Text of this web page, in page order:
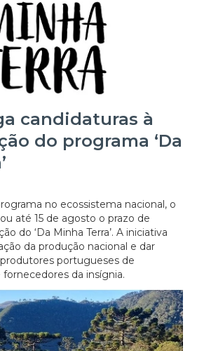
candidaturas à
do programa ‘Da
no ecossistema nacional, o
até 15 de agosto o prazo de
do ‘Da Minha Terra’. A iniciativa
da produção nacional e dar
portugueses de
da insígnia.